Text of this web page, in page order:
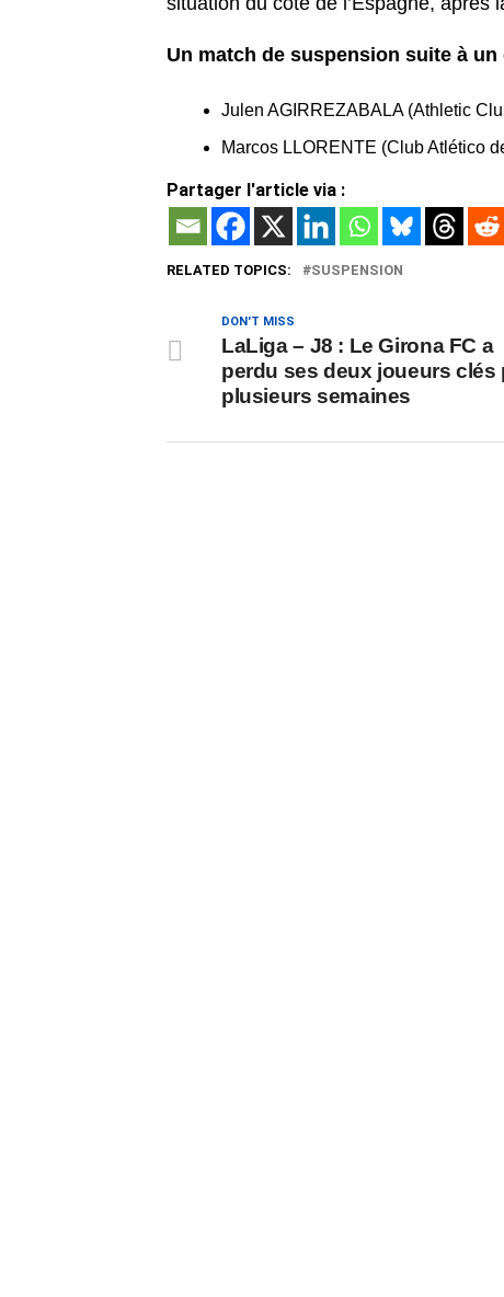
Un match de suspension suite à
Julen AGIRREZABALA (Athletic
Marcos LLORENTE (Club Atlético
Partager l'article via :
RELATED TOPICS: SUSPENSION
DON'T MISS
LaLiga – J8 : Le Girona FC a
perdu ses deux joueurs clés
plusieurs semaines